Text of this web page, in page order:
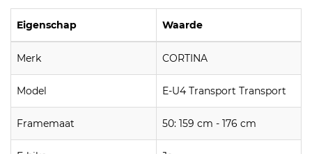
Eigenschap Waarde
Merk CORTINA
Model E-U4 Transport Transport
Framemaat 50: 159 cm - 176 cm